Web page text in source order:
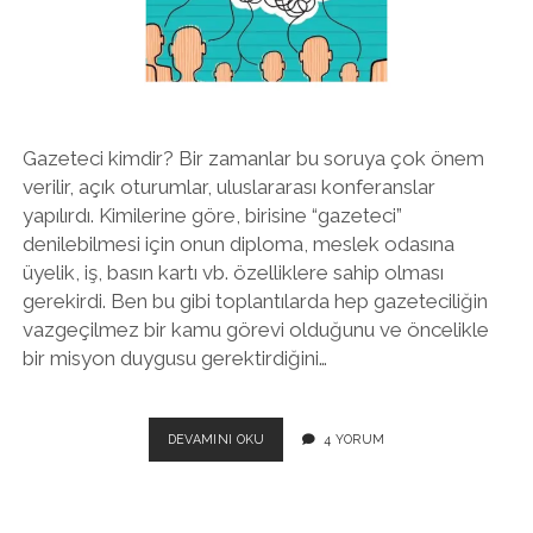
twitterfacebookinstagram
Gazeteci kimdir? Bir zamanlar bu soruya çok önem
verilir, açık oturumlar, uluslararası konferanslar
yapılırdı. Kimilerine göre, birisine “gazeteci”
denilebilmesi için onun diploma, meslek odasına
üyelik, iş, basın kartı vb. özelliklere sahip olması
gerekirdi. Ben bu gibi toplantılarda hep gazeteciliğin
vazgeçilmez bir kamu görevi olduğunu ve öncelikle
bir misyon duygusu gerektirdiğini…
DEVAMINI OKU
ILETIŞIMCILER,
4 YORUM